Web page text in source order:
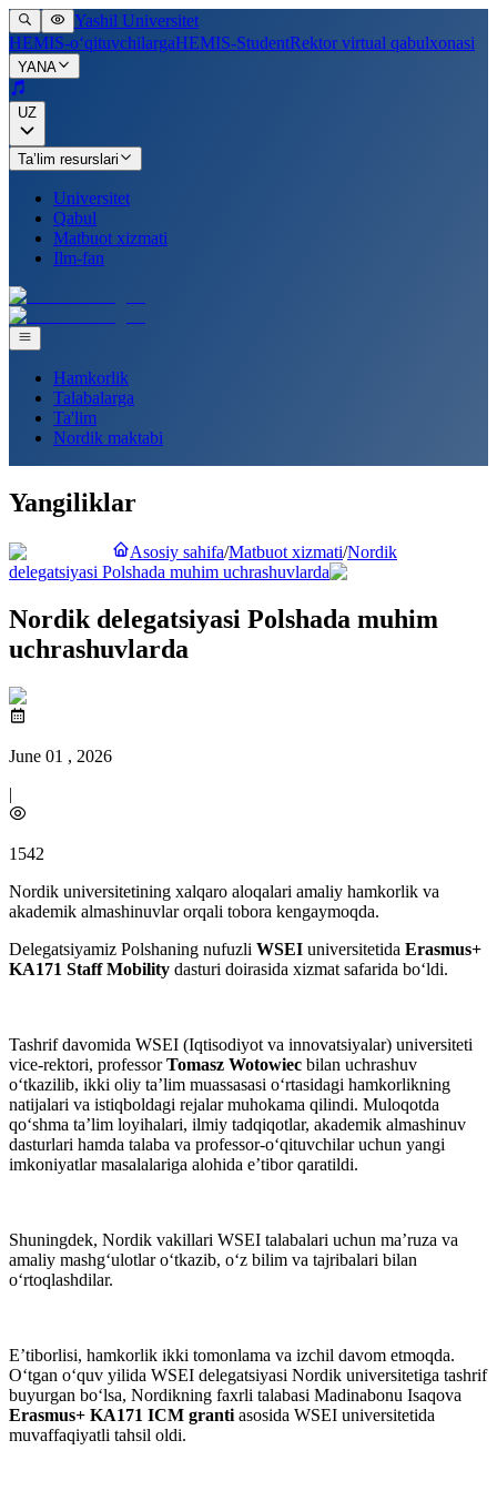
Yashil Universitet
HEMIS-o‘qituvchilargaHEMIS-StudentRektor virtual qabulxonasi
YANA
UZ
Ta’lim resurslari
Universitet
Qabul
Matbuot xizmati
Ilm-fan
Hamkorlik
Talabalarga
Ta'lim
Nordik maktabi
Yangiliklar
Asosiy sahifa/Matbuot xizmati/Nordik
delegatsiyasi Polshada muhim uchrashuvlarda
Nordik delegatsiyasi Polshada muhim
uchrashuvlarda
June 01 , 2026
|
1542
Nordik universitetining xalqaro aloqalari amaliy hamkorlik va
akademik almashinuvlar orqali tobora kengaymoqda.
Delegatsiyamiz Polshaning nufuzli WSEI universitetida Erasmus+
KA171 Staff Mobility dasturi doirasida xizmat safarida bo‘ldi.
Tashrif davomida WSEI (Iqtisodiyot va innovatsiyalar) universiteti
vice-rektori, professorTomasz Wotowiec bilan uchrashuv
o‘tkazilib, ikki oliy ta’lim muassasasi o‘rtasidagi hamkorlikning
natijalari va istiqboldagi rejalar muhokama qilindi. Muloqotda
qo‘shma ta’lim loyihalari, ilmiy tadqiqotlar, akademik almashinuv
dasturlari hamda talaba va professor-o‘qituvchilar uchun yangi
imkoniyatlar masalalariga alohida e’tibor qaratildi.
Shuningdek, Nordik vakillari WSEI talabalari uchun ma’ruza va
amaliy mashg‘ulotlar o‘tkazib, o‘z bilim va tajribalari bilan
o‘rtoqlashdilar.
E’tiborlisi, hamkorlik ikki tomonlama va izchil davom etmoqda.
O‘tgan o‘quv yilida WSEI delegatsiyasi Nordik universitetiga tashrif
buyurgan bo‘lsa, Nordikning faxrli talabasi Madinabonu Isaqova
Erasmus+ KA171 ICM granti asosida WSEI universitetida
muvaffaqiyatli tahsil oldi.